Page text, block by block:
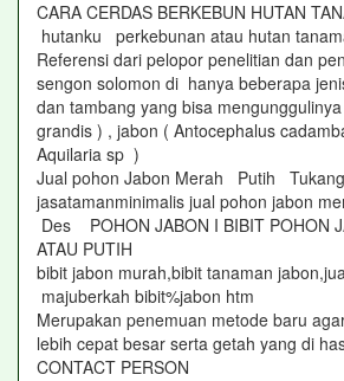
CARA CERDAS BERKEBUN HUTAN
hutanku perkebunan atau hutan
Referensi dari pelopor penelitian dan
sengon solomon di hanya beberapa
dan tambang yang bisa
grandis ) , jabon ( Antocephalus
Aquilaria sp )
Jual pohon Jabon Merah Putih
jasatamanminimalis jual pohon jabon
Des POHON JABON I BIBIT POHON
ATAU PUTIH
bibit jabon murah,bibit tanaman
majuberkah bibit%jabon htm
Merupakan penemuan metode baru
lebih cepat besar serta getah yang di
CONTACT PERSON